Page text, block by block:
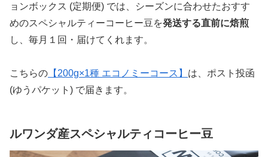
ョンボックス (定期便) では、シーズンに合わせたおすす
めのスペシャルティーコーヒー豆を発送する直前に焙煎
し、毎月１回・届けてくれます。
こちらの 【200g×1種 エコノミーコース】 は、ポスト投函
(ゆうパケット) で届きます。
ルワンダ産スペシャルティコーヒー豆